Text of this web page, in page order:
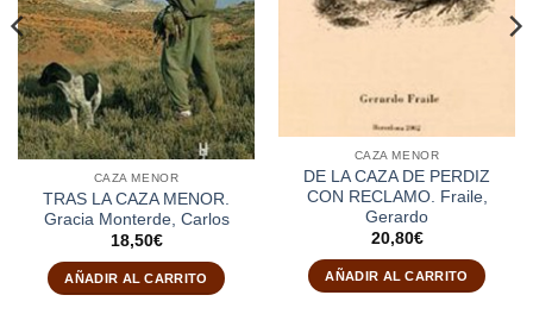
CAZA MENOR
TRAS LA CAZA MENOR.
Gracia Monterde, Carlos
18,50€
AÑADIR AL CARRITO
CAZA MENOR
DE LA CAZA DE PERDIZ
CON RECLAMO. Fraile,
Gerardo
20,80€
AÑADIR AL CARRITO